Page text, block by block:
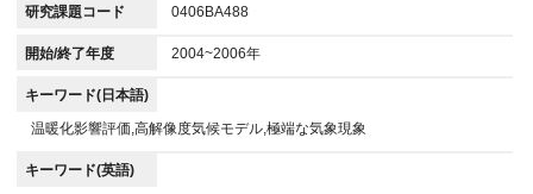
研究課題コード 0406BA488
開始/終了年度 2004~2006年
キーワード(日本語)
温暖化影響評価,高解像度気候モデル,極端な気象現象
キーワード(英語)